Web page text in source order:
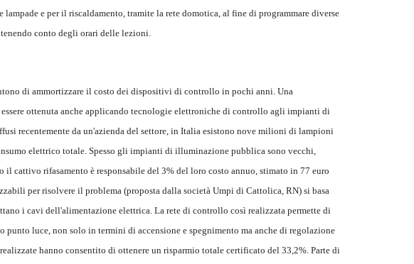
e per il riscaldamento, tramite la rete domotica, al fine di programmare diverse
conto degli orari delle lezioni.
di ammortizzare il costo dei dispositivi di controllo in pochi anni. Una
ottenuta anche applicando tecnologie elettroniche di controllo agli impianti di
recentemente da un'azienda del settore, in Italia esistono nove milioni di lampioni
elettrico totale. Spesso gli impianti di illuminazione pubblica sono vecchi,
il cattivo rifasamento è responsabile del 3% del loro costo annuo, stimato in 77 euro
per risolvere il problema (proposta dalla società Umpi di Cattolica, RN) si basa
i cavi dell'alimentazione elettrica. La rete di controllo così realizzata permette di
luce, non solo in termini di accensione e spegnimento ma anche di regolazione
hanno consentito di ottenere un risparmio totale certificato del 33,2%. Parte di